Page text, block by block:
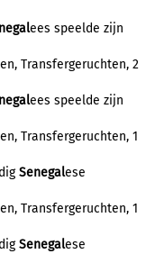
ees speelde zijn
Transfergeruchten, 2
ees speelde zijn
Transfergeruchten, 1
Senegalese
Transfergeruchten, 1
Senegalese